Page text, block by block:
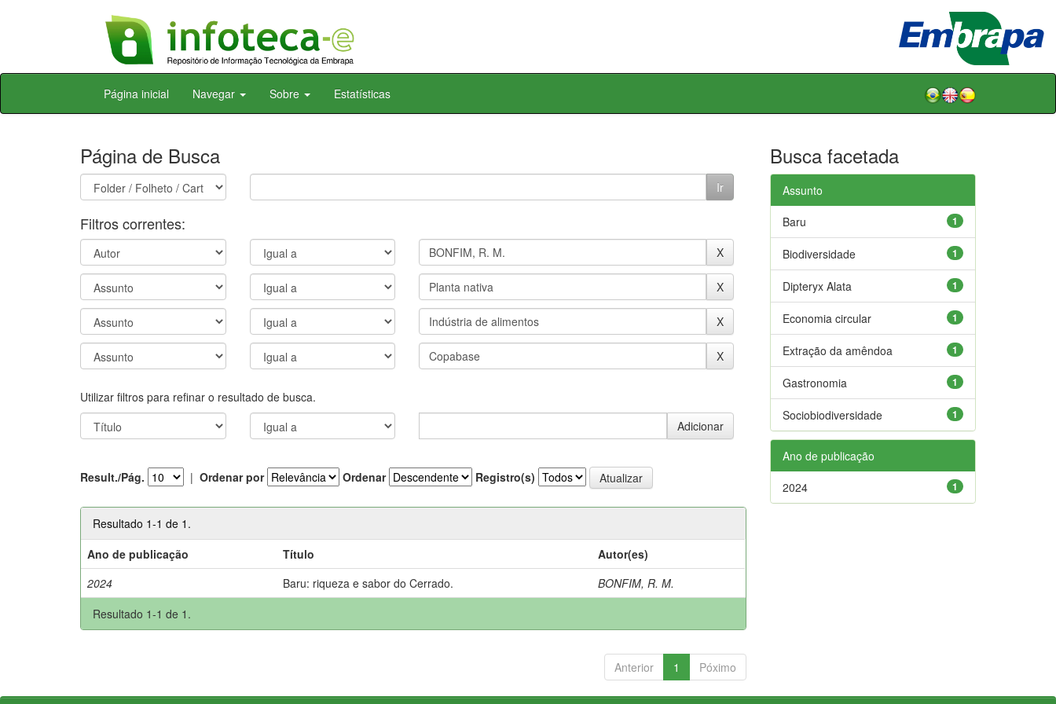
Skip
Página inicial Navegar Sobre Estatísticas
Página de Busca
Filtros correntes:
Utilizar filtros para refinar o resultado de busca.
Result./Pág. | Ordenar por Ordenar Registro(s)
Resultado 1-1 de 1.
Ano de publicação
Título
Autor(es)
2024
Baru: riqueza e sabor do Cerrado.
BONFIM, R. M.
Resultado 1-1 de 1.
Anterior 1 Póximo
Busca facetada
Assunto
1
Baru
1
Biodiversidade
1
Dipteryx Alata
1
Economia circular
1
Extração da amêndoa
1
Gastronomia
1
Sociobiodiversidade
Ano de publicação
1
2024